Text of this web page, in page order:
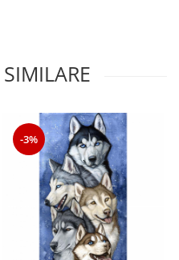
-3%